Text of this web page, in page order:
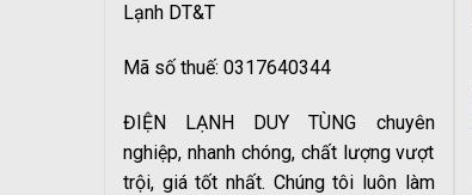
Lạnh DT&T
Mã số thuế: 0317640344
ĐIỆN LẠNH DUY TÙNG chuyên
nghiệp, nhanh chóng, chất lượng vượt
trội, giá tốt nhất. Chúng tôi luôn làm